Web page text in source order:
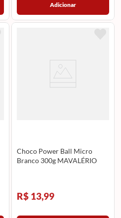
Adicionar
Choco Power Ball Micro
Branco 300g MAVALÉRIO
R$ 13,99